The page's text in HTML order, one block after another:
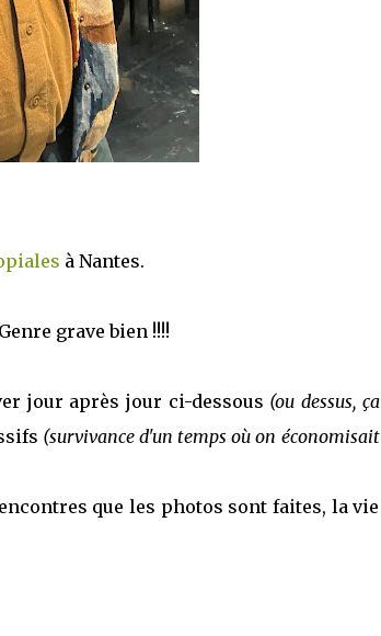
à Nantes.
grave bien !!!!
jour après jour ci-dessous (ou dessus, ça
(survivance d'un temps où on économisait
que les photos sont faites, la vie